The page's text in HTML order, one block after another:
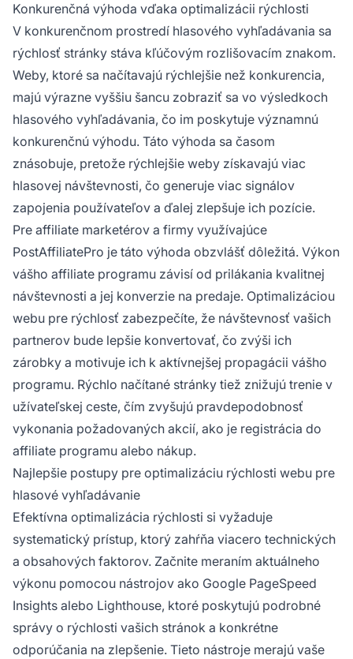
Konkurenčná výhoda vďaka optimalizácii rýchlosti
V konkurenčnom prostredí hlasového vyhľadávania sa
rýchlosť stránky stáva kľúčovým rozlišovacím znakom.
Weby, ktoré sa načítavajú rýchlejšie než konkurencia,
majú výrazne vyššiu šancu zobraziť sa vo výsledkoch
hlasového vyhľadávania, čo im poskytuje významnú
konkurenčnú výhodu. Táto výhoda sa časom
znásobuje, pretože rýchlejšie weby získavajú viac
hlasovej návštevnosti, čo generuje viac signálov
zapojenia používateľov a ďalej zlepšuje ich pozície.
Pre affiliate marketérov a firmy využívajúce
PostAffiliatePro je táto výhoda obzvlášť dôležitá. Výkon
vášho affiliate programu závisí od prilákania kvalitnej
návštevnosti a jej konverzie na predaje. Optimalizáciou
webu pre rýchlosť zabezpečíte, že návštevnosť vašich
partnerov bude lepšie konvertovať, čo zvýši ich
zárobky a motivuje ich k aktívnejšej propagácii vášho
programu. Rýchlo načítané stránky tiež znižujú trenie v
užívateľskej ceste, čím zvyšujú pravdepodobnosť
vykonania požadovaných akcií, ako je registrácia do
affiliate programu alebo nákup.
Najlepšie postupy pre optimalizáciu rýchlosti webu pre
hlasové vyhľadávanie
Efektívna optimalizácia rýchlosti si vyžaduje
systematický prístup, ktorý zahŕňa viacero technických
a obsahových faktorov. Začnite meraním aktuálneho
výkonu pomocou nástrojov ako Google PageSpeed
Insights alebo Lighthouse, ktoré poskytujú podrobné
správy o rýchlosti vašich stránok a konkrétne
odporúčania na zlepšenie. Tieto nástroje merajú vaše